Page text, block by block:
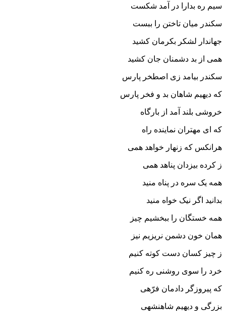
سیم ره بدارا در آمد شکست
سکندر میان تاختن را ببست‏
جهاندار لشکر بکرمان کشید
همى از بد دشمنان جان کشید
سکندر بیامد زى اصطخر پارس
که دیهیم شاهان بد و فخر پارس‏
خروشى بلند آمد از بارگاه
که اى مهتران نماینده راه‏
هرانکس که زنهار خواهد همى
ز کرده بیزدان پناهد همى‏
همه یک سره در پناه منید
بدانید اگر نیک خواه منید
همه خستگان را ببخشیم چیز
همان خون دشمن نریزیم نیز
ز چیز کسان دست کوته کنیم
خرد را سوى روشنى ره کنیم‏
که پیروزگر دادمان فرّهى
بزرگى و دیهیم شاهنشهى‏